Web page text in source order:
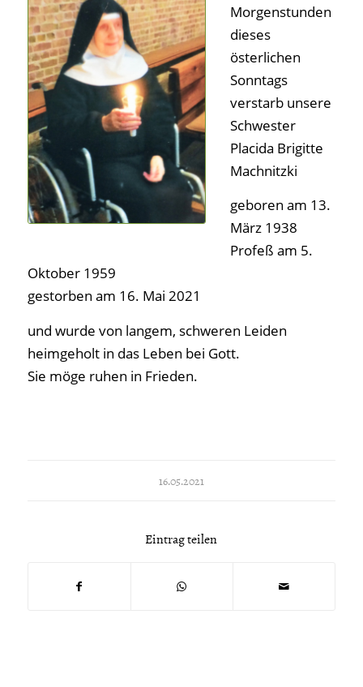
Morgenstunden
dieses
österlichen
Sonntags
verstarb unsere
Schwester
Placida Brigitte
Machnitzki
geboren am 13.
März 1938
Profeß am 5.
Oktober 1959
gestorben am 16. Mai 2021
und wurde von langem, schweren Leiden
heimgeholt in das Leben bei Gott.
Sie möge ruhen in Frieden.
16.05.2021
Eintrag teilen